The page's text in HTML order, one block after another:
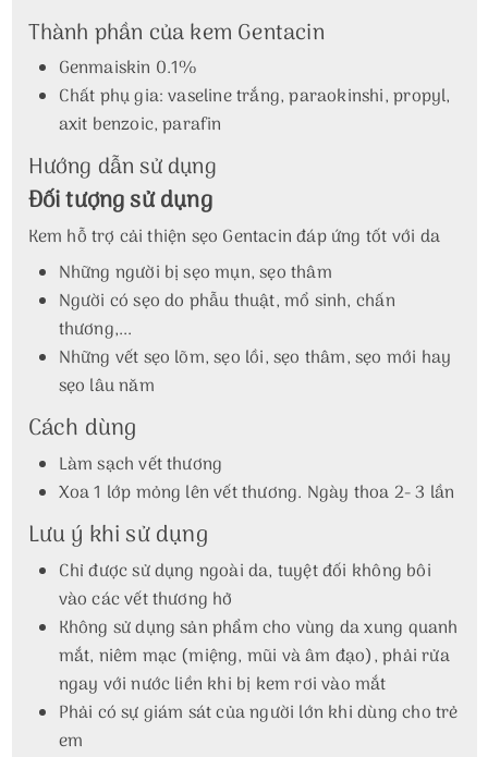
Thành phần của kem Gentacin
Genmaiskin 0.1%
Chất phụ gia: vaseline trắng, paraokinshi, propyl,
axit benzoic, parafin
Hướng dẫn sử dụng
Đối tượng sử dụng
Kem hỗ trợ cải thiện sẹo Gentacin đáp ứng tốt với da
Những người bị sẹo mụn, sẹo thâm
Người có sẹo do phẫu thuật, mổ sinh, chấn
thương,...
Những vết sẹo lõm, sẹo lồi, sẹo thâm, sẹo mới hay
sẹo lâu năm
Cách dùng
Làm sạch vết thương
Xoa 1 lớp mỏng lên vết thương. Ngày thoa 2- 3 lần
Lưu ý khi sử dụng
Chỉ được sử dụng ngoài da, tuyệt đối không bôi
vào các vết thương hở
Không sử dụng sản phẩm cho vùng da xung quanh
mắt, niêm mạc (miệng, mũi và âm đạo), phải rửa
ngay với nước liền khi bị kem rơi vào mắt
Phải có sự giám sát của người lớn khi dùng cho trẻ
em